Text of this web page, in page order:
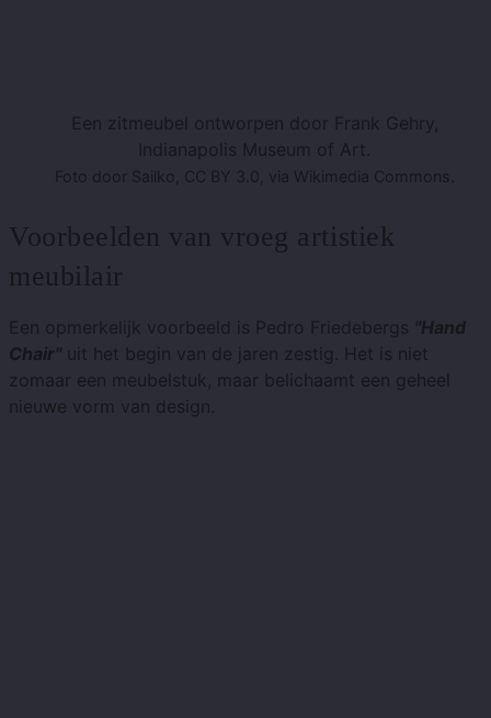
Een zitmeubel ontworpen door Frank Gehry,
Indianapolis Museum of Art.
Foto door Sailko, CC BY 3.0, via Wikimedia Commons.
Voorbeelden van vroeg artistiek
meubilair
Een opmerkelijk voorbeeld is Pedro Friedebergs "Hand
Chair" uit het begin van de jaren zestig. Het is niet
zomaar een meubelstuk, maar belichaamt een geheel
nieuwe vorm van design.